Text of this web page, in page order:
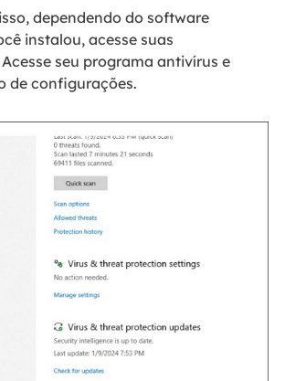
dependendo do software
instalou, acesse suas
seu programa antivírus e
de configurações.